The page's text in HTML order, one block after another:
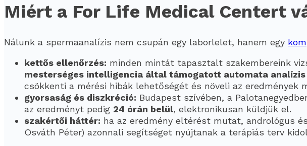
Miért a For Life Medical Centert
Nálunk a spermaanalízis nem csupán egy laborlelet, hanem egy
kettős ellenőrzés: minden mintát tapasztalt szakembereink
mesterséges intelligencia által támogatott automata analízis
csökkenti a mérési hibák lehetőségét és növeli az eredmények
gyorsaság és diszkréció: Budapest szívében, a
az eredményt pedig 24 órán belül, elektronikusan küldjük el.
szakértői háttér: ha az eredmény eltérést mutat, andrológus
Osváth Péter) azonnali segítséget nyújtanak a terápiás terv